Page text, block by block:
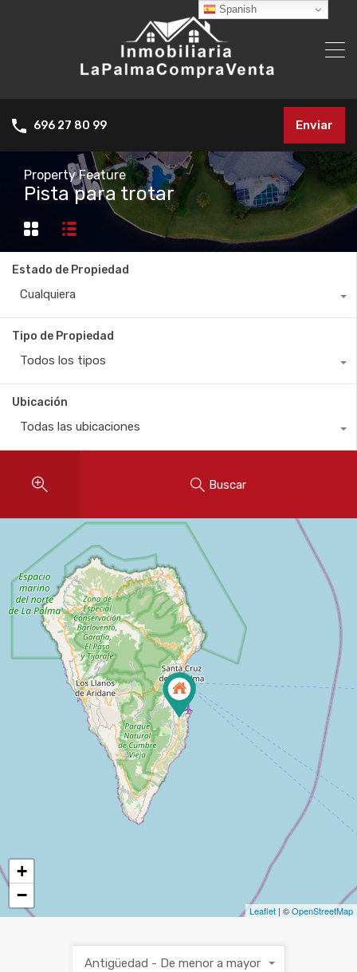
696 27 80 99 Enviar
Property Feature
Pista para trotar
Estado de Propiedad
Cualquiera
Tipo de Propiedad
Todos los tipos
Ubicación
Todas las ubicaciones
Buscar
+
−
Leaflet | ©OpenStreetMap
Antigüedad - De menor a mayor
Spanish